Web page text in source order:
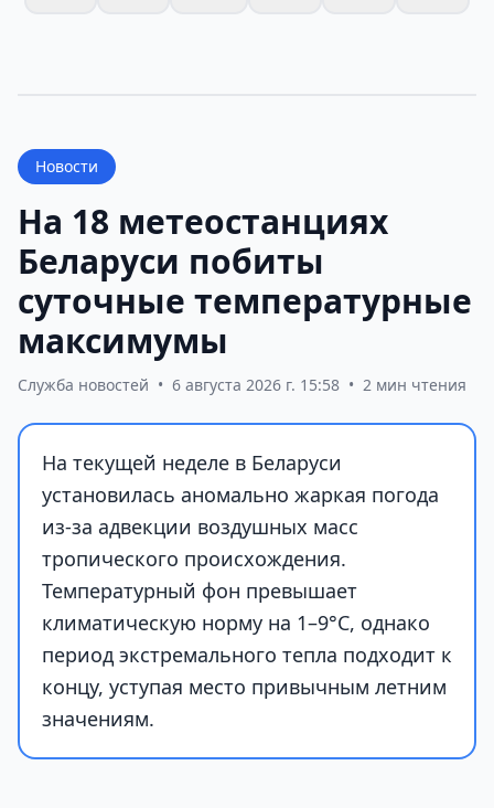
Новости
На 18 метеостанциях
Беларуси побиты
суточные температурные
максимумы
Служба новостей • 6 августа 2026 г. 15:58 • 2 мин чтения
На текущей неделе в Беларуси
установилась аномально жаркая погода
из-за адвекции воздушных масс
тропического происхождения.
Температурный фон превышает
климатическую норму на 1–9°С, однако
период экстремального тепла подходит к
концу, уступая место привычным летним
значениям.